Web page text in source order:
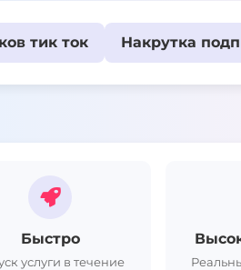
тик ток Накрутка
Быстро
услуги в течение